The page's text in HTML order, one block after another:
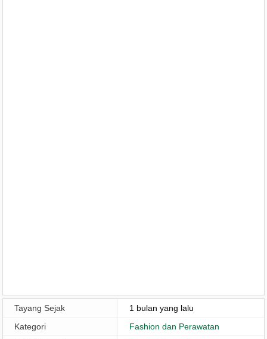
Tayang Sejak
1 bulan yang lalu
Kategori
Fashion dan Perawatan